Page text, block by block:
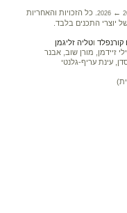
2026 ←
. כל הזכויות והאחריות
יוצרי התכנים בלבד.
וטליה זליגמן
זיידמן, מורן שוב, אבנר
עינת עריף-גלנטי